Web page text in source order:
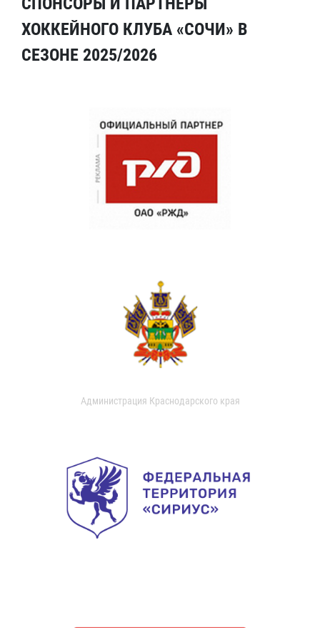
ХОККЕЙНОГО КЛУБА «СОЧИ» В
СЕЗОНЕ 2025/2026
Администрация Краснодарского края